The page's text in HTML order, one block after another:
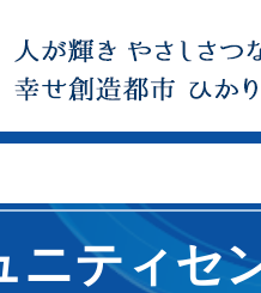
ニティセ